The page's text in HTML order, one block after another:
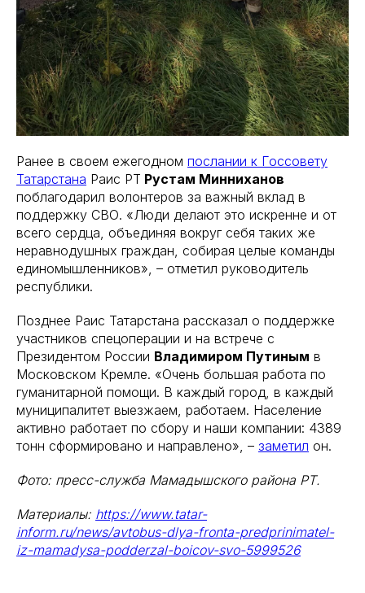
Ранее в своем ежегодном послании к Госсовету
Татарстана Раис РТ Рустам Минниханов
поблагодарил волонтеров за важный вклад в
поддержку СВО. «Люди делают это искренне и от
всего сердца, объединяя вокруг себя таких же
неравнодушных граждан, собирая целые команды
единомышленников», – отметил руководитель
республики.
Позднее Раис Татарстана рассказал о поддержке
участников спецоперации и на встрече с
Президентом России Владимиром Путиным в
Московском Кремле. «Очень большая работа по
гуманитарной помощи. В каждый город, в каждый
муниципалитет выезжаем, работаем. Население
активно работает по сбору и наши компании: 4389
тонн сформировано и направлено», – заметил он.
Фото: пресс-служба Мамадышского района РТ.
Материалы: https://www.tatar-
inform.ru/news/avtobus-dlya-fronta-predprinimatel-
iz-mamadysa-podderzal-boicov-svo-5999526